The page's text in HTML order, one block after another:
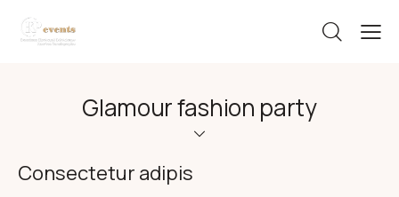
Glamour fashion party
Consectetur adipis